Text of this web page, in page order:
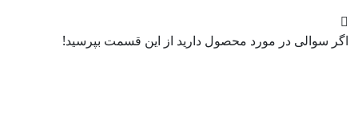
اگر سوالی در مورد محصول دارید از این قسمت بپرسید!